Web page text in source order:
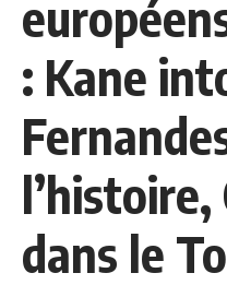
: Kane
l’histoire,
dans le